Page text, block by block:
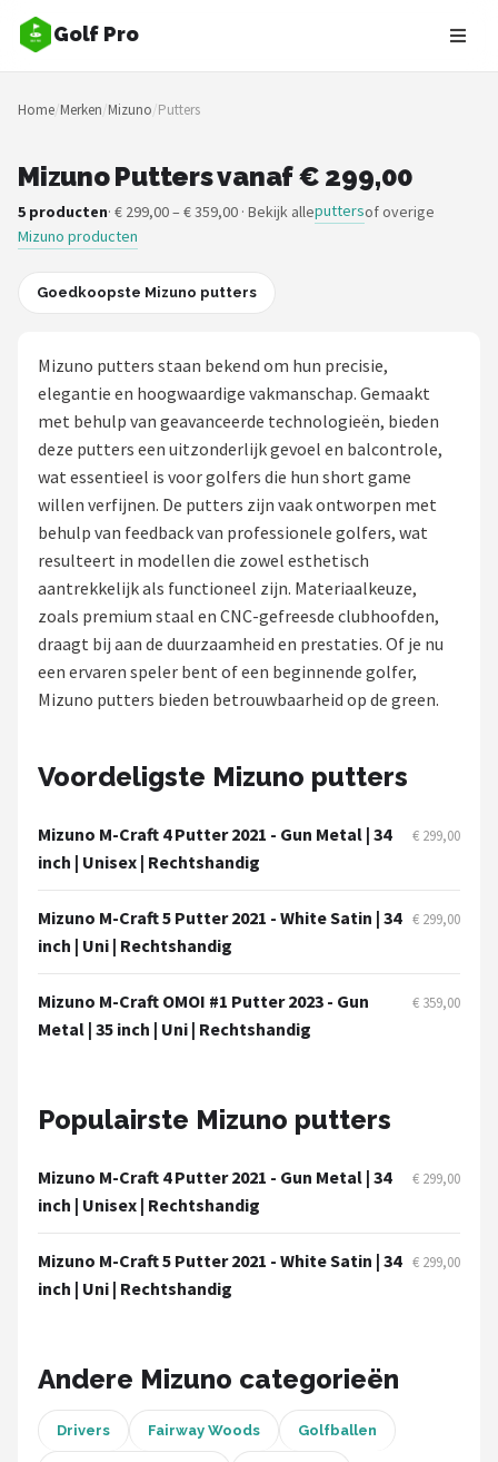
Golf Pro
Zoeken
NAVIGATIE
Merken
Blog
Toernooien
Golfsets
Drivers
Putters
Golfschoenen
Shop
POPULAIRE MERKEN
Footjoy
Livano
Nivard
Bovista
Under Armour
Callaway
Wilson
FastFold
Alle merken →
Home/Merken/Mizuno/Putters
Mizuno Putters vanaf € 299,00
5 producten· € 299,00 – € 359,00 · Bekijk alleputtersof overige
Mizuno producten
Goedkoopste Mizuno putters
Mizuno putters staan bekend om hun precisie,
elegantie en hoogwaardige vakmanschap. Gemaakt
met behulp van geavanceerde technologieën, bieden
deze putters een uitzonderlijk gevoel en balcontrole,
wat essentieel is voor golfers die hun short game
willen verfijnen. De putters zijn vaak ontworpen met
behulp van feedback van professionele golfers, wat
resulteert in modellen die zowel esthetisch
aantrekkelijk als functioneel zijn. Materiaalkeuze,
zoals premium staal en CNC-gefreesde clubhoofden,
draagt bij aan de duurzaamheid en prestaties. Of je nu
een ervaren speler bent of een beginnende golfer,
Mizuno putters bieden betrouwbaarheid op de green.
Voordeligste Mizuno putters
Mizuno M-Craft 4 Putter 2021 - Gun Metal | 34
inch | Unisex | Rechtshandig
€ 299,00
Mizuno M-Craft 5 Putter 2021 - White Satin | 34
inch | Uni | Rechtshandig
€ 299,00
Mizuno M-Craft OMOI #1 Putter 2023 - Gun
Metal | 35 inch | Uni | Rechtshandig
€ 359,00
Populairste Mizuno putters
Mizuno M-Craft 4 Putter 2021 - Gun Metal | 34
inch | Unisex | Rechtshandig
€ 299,00
Mizuno M-Craft 5 Putter 2021 - White Satin | 34
inch | Uni | Rechtshandig
€ 299,00
Andere Mizuno categorieën
Drivers Fairway Woods Golfballen